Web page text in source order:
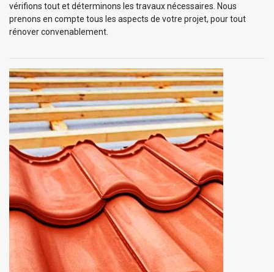
vérifions tout et déterminons les travaux nécessaires. Nous
prenons en compte tous les aspects de votre projet, pour tout
rénover convenablement.